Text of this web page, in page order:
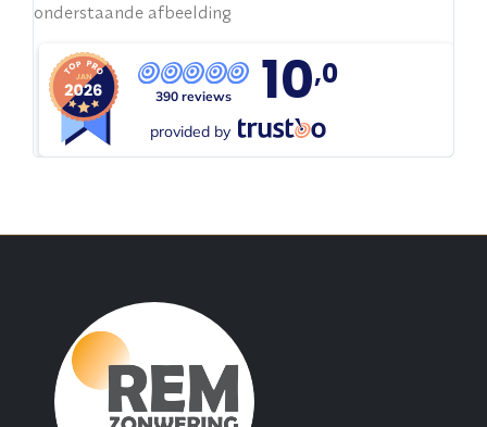
onderstaande afbeelding
390 reviews 10,0
provided by